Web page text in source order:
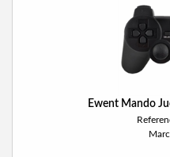
Ewent Mando